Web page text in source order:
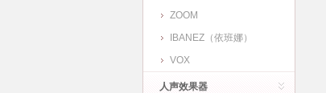
ZOOM
IBANEZ（依班娜）
VOX
人声效果器